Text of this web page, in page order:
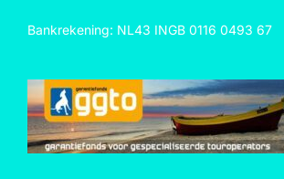
Bankrekening: NL43 INGB 0116 0493 67